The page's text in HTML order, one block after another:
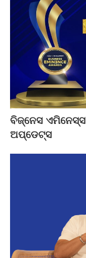
ବିଜ୍‌ନେସ ଏମିନେସ୍ସ
ଅପ୍‌ଡେଟ୍ସ